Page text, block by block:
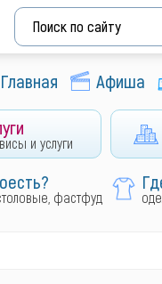
Главная Афиша
и услуги
фастфуд